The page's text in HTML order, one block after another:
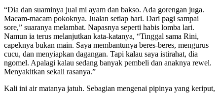
“Dia dan suaminya jual mi ayam dan bakso. Ada gorengan juga.
Macam-macam pokoknya. Jualan setiap hari. Dari pagi sampai
sore,” suaranya melambat. Napasnya seperti habis lomba lari.
Namun ia terus melanjutkan kata-katanya, “Tinggal sama Rini,
capeknya bukan main. Saya membantunya beres-beres, mengurus
cucu, dan menyiapkan dagangan. Tapi kalau saya istirahat, dia
ngomel. Apalagi kalau sedang banyak pembeli dan anaknya rewel.
Menyakitkan sekali rasanya.”
Kali ini air matanya jatuh. Sebagian mengenai pipinya yang keriput,